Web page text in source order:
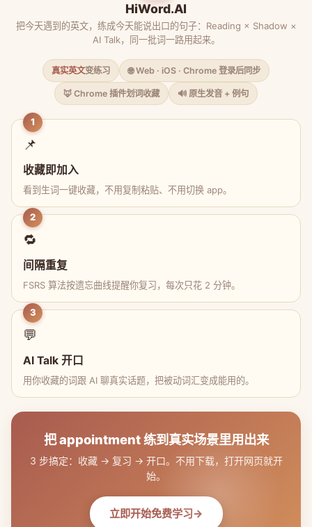
HiWord.AI
把今天遇到的英文，练成今天能说出口的句子：Reading × Shadow ×
AI Talk，同一批词一路用起来。
真实英文变练习 🌐 Web · iOS · Chrome 登录后同步
🦊 Chrome 插件划词收藏 🔊 原生发音 + 例句
1
📌
收藏即加入
看到生词一键收藏，不用复制粘贴、不用切换 app。
2
🔁
间隔重复
FSRS 算法按遗忘曲线提醒你复习，每次只花 2 分钟。
3
💬
AI Talk 开口
用你收藏的词跟 AI 聊真实话题，把被动词汇变成能用的。
把 appointment 练到真实场景里用出来
3 步搞定：收藏 → 复习 → 开口。不用下载，打开网页就开
始。
立即开始免费学习